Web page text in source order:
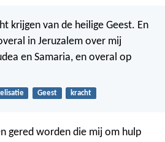
krijgen van de heilige Geest. En
in Jeruzalem over mij
en Samaria, en overal op
Geest kracht
gered worden die mij om hulp